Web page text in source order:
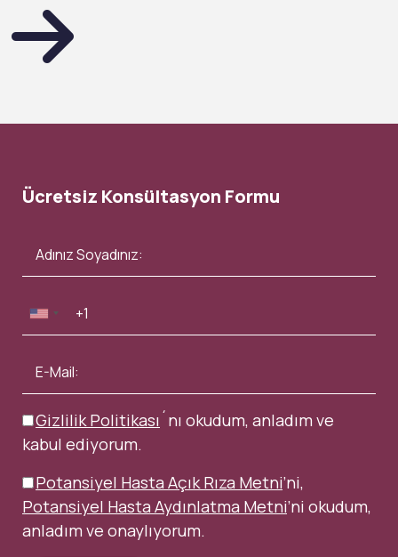
Ücretsiz Konsültasyon Formu
Gizlilik Politikası ´nı okudum, anladım ve
kabul ediyorum.
Potansiyel Hasta Açık Rıza Metni’ni,
Potansiyel Hasta Aydınlatma Metni’ni okudum,
anladım ve onaylıyorum.